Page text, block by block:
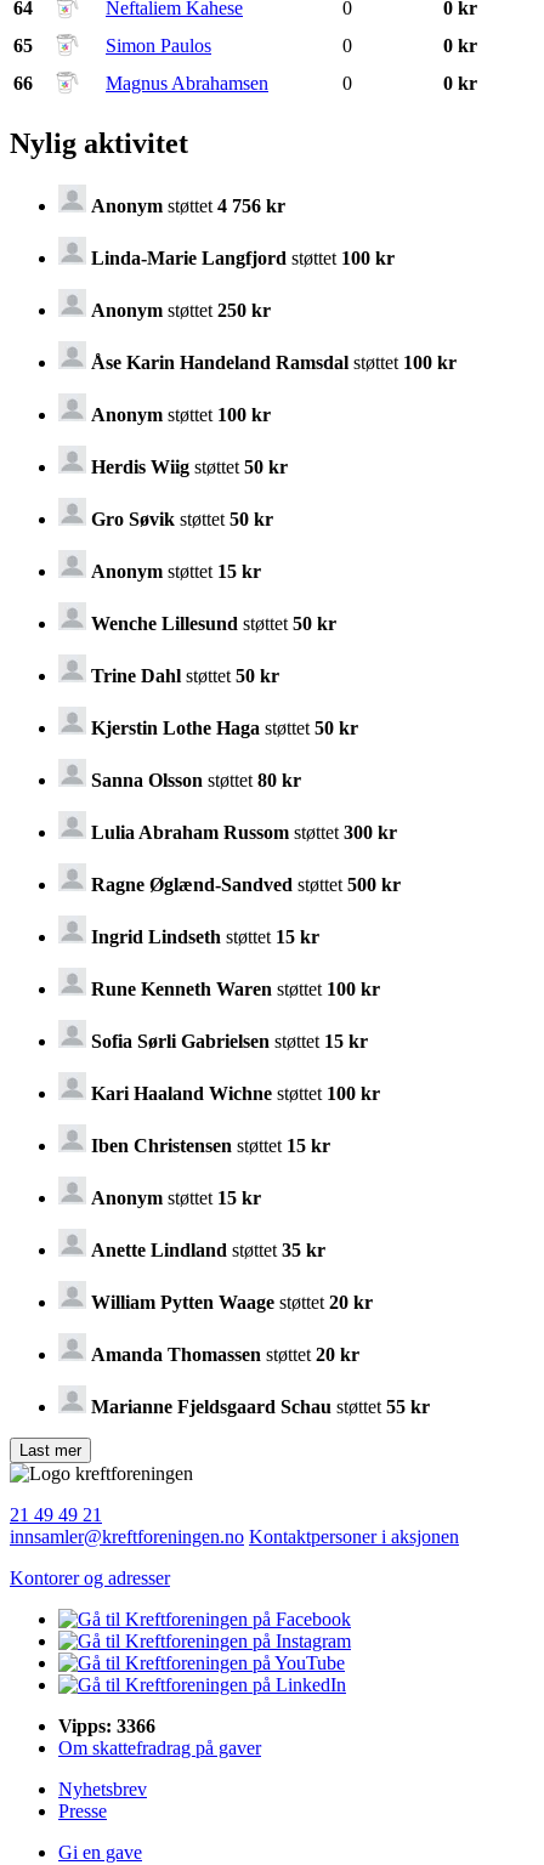
64 Neftaliem Kahese 0
0 kr
65
Simon Paulos 0
0 kr
66
Magnus Abrahamsen 0 0 kr
Nylig aktivitet
Anonym støttet 4 756 kr
Linda-Marie Langfjord støttet 100 kr
Anonym støttet 250 kr
Åse Karin Handeland Ramsdal støttet 100 kr
Anonym støttet 100 kr
Herdis Wiig støttet 50 kr
Gro Søvik støttet 50 kr
Anonym støttet 15 kr
Wenche Lillesund støttet 50 kr
Trine Dahl støttet 50 kr
Kjerstin Lothe Haga støttet 50 kr
Sanna Olsson støttet 80 kr
Lulia Abraham Russom støttet 300 kr
Ragne Øglænd-Sandved støttet 500 kr
Ingrid Lindseth støttet 15 kr
Rune Kenneth Waren støttet 100 kr
Sofia Sørli Gabrielsen støttet 15 kr
Kari Haaland Wichne støttet 100 kr
Iben Christensen støttet 15 kr
Anonym støttet 15 kr
Anette Lindland støttet 35 kr
William Pytten Waage støttet 20 kr
Amanda Thomassen støttet 20 kr
Marianne Fjeldsgaard Schau støttet 55 kr
21 49 49 21
innsamler@kreftforeningen.no Kontaktpersoner i aksjonen
Kontorer og adresser
Vipps: 3366
Om skattefradrag på gaver
Nyhetsbrev
Presse
Gi en gave